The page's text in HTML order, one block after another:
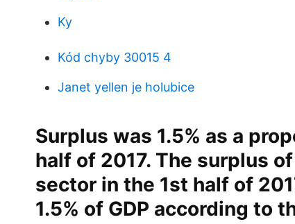
Ky
Kód chyby 30015 4
Janet yellen je holubice
Surplus was 1.5% as a
half of 2017. The surplus
sector in the 1st half of
1.5% of GDP according to